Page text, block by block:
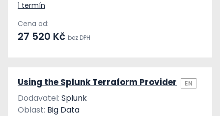
1 termín
Cena od:
27 520 Kč bez DPH
Using the Splunk Terraform Provider EN
Dodavatel: Splunk
Oblast: Big Data